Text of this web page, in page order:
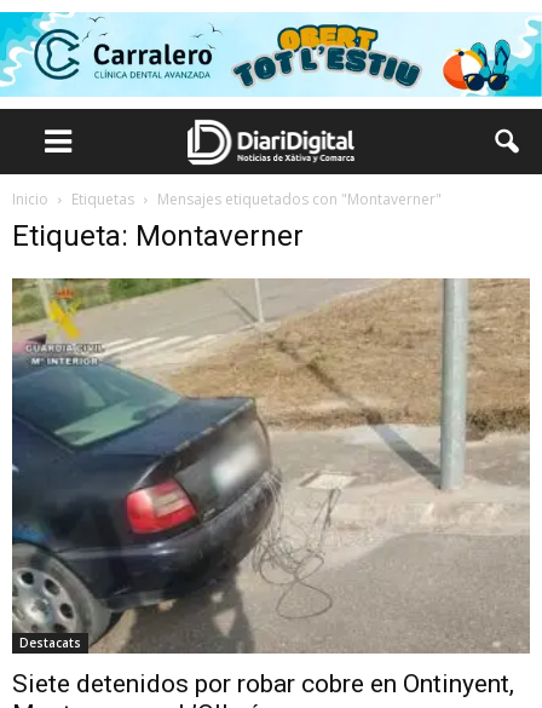
Inicio Etiquetas Mensajes etiquetados con "Montaverner"
Etiqueta: Montaverner
Destacats
Siete detenidos por robar cobre en Ontinyent,